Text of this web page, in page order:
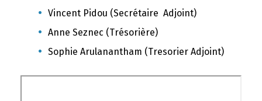
Vincent Pidou (Secrétaire Adjoint)
Anne Seznec (Trésorière)
Sophie Arulanantham (Tresorier Adjoint)